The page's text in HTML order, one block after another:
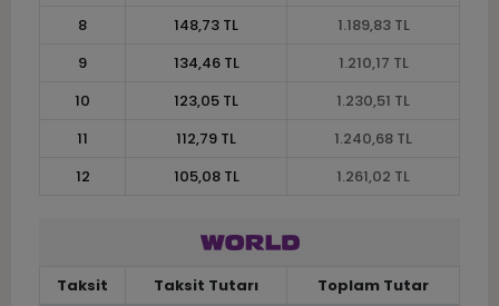
8
148,73 TL
1.189,83 TL
9
134,46 TL
1.210,17 TL
10
123,05 TL
1.230,51 TL
11
112,79 TL
1.240,68 TL
12
105,08 TL 1.261,02 TL
Taksit Taksit Tutarı
Toplam Tutar